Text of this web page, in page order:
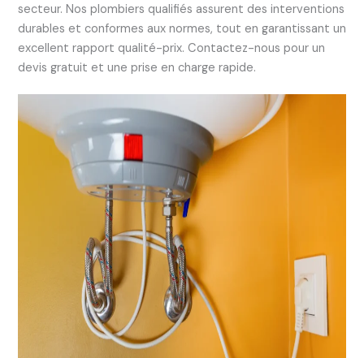
secteur. Nos plombiers qualifiés assurent des interventions
durables et conformes aux normes, tout en garantissant un
excellent rapport qualité-prix. Contactez-nous pour un
devis gratuit et une prise en charge rapide.